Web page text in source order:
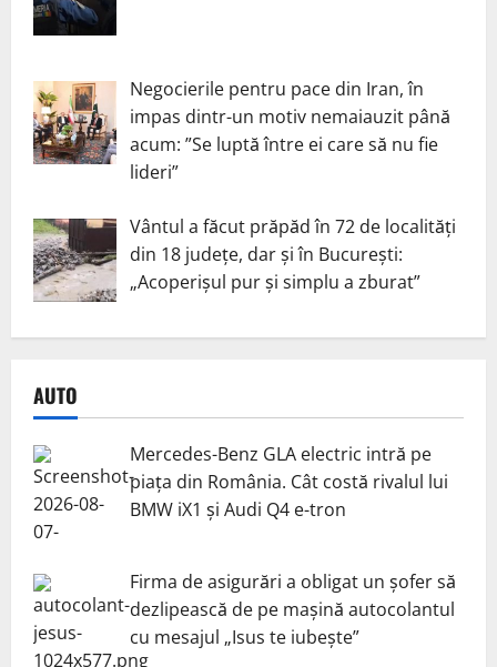
Negocierile pentru pace din Iran, în
impas dintr-un motiv nemaiauzit până
acum: ”Se luptă între ei care să nu fie
lideri”
Vântul a făcut prăpăd în 72 de localități
din 18 județe, dar și în București:
„Acoperișul pur și simplu a zburat”
AUTO
Mercedes-Benz GLA electric intră pe
piața din România. Cât costă rivalul lui
BMW iX1 și Audi Q4 e-tron
Firma de asigurări a obligat un șofer să
dezlipească de pe mașină autocolantul
cu mesajul „Isus te iubește”